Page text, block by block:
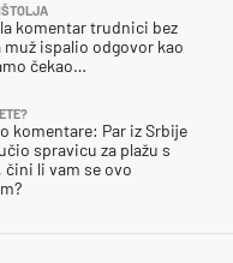
komentar trudnici bez
muž ispalio odgovor kao
čekao…
komentare: Par iz Srbije
spravicu za plažu s
čini li vam se ovo